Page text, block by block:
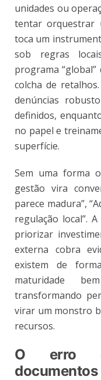
unidades ou
tentar orquestrar
toca um
sob regras
programa
colcha de
denúncias
definidos,
no papel e
superfície.
Sem uma forma
gestão vira
parece madura”,
regulação local”.
priorizar
externa cobra
existem de
maturidade
transformando
virar um monstro
recursos.
O erro
documentos